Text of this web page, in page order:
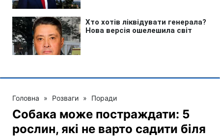
Головна » Розваги » Поради
Собака може постраждати: 5
рослин, які не варто садити біля